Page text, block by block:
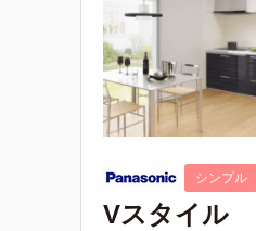
シンプル
Vスタイル